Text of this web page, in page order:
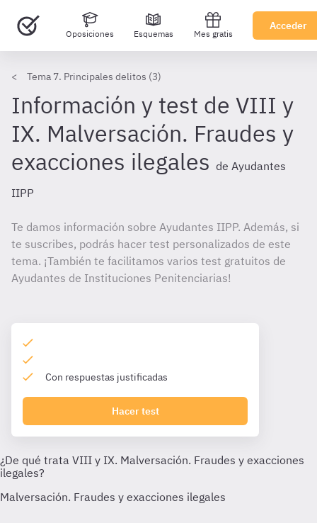
Oposiciones Esquemas Mes gratis
Acceder
Tema 7. Principales delitos (3)
Información y test de VIII y
IX. Malversación. Fraudes y
exacciones ilegales de Ayudantes
IIPP
Te damos información sobre Ayudantes IIPP. Además, si
te suscribes, podrás hacer test personalizados de este
tema. ¡También te facilitamos varios test gratuitos de
Ayudantes de Instituciones Penitenciarias!
Con respuestas justificadas
Hacer test